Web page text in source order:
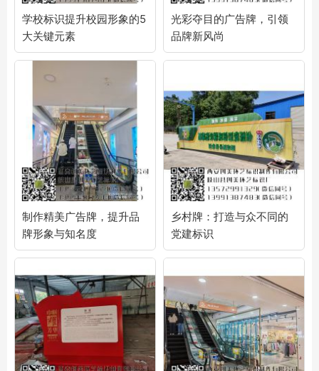
学校标识提升校园形象的5
大关键元素
光彩夺目的广告牌，引领
品牌新风尚
制作精美广告牌，提升品
牌形象与知名度
乡村牌：打造与众不同的
党建标识